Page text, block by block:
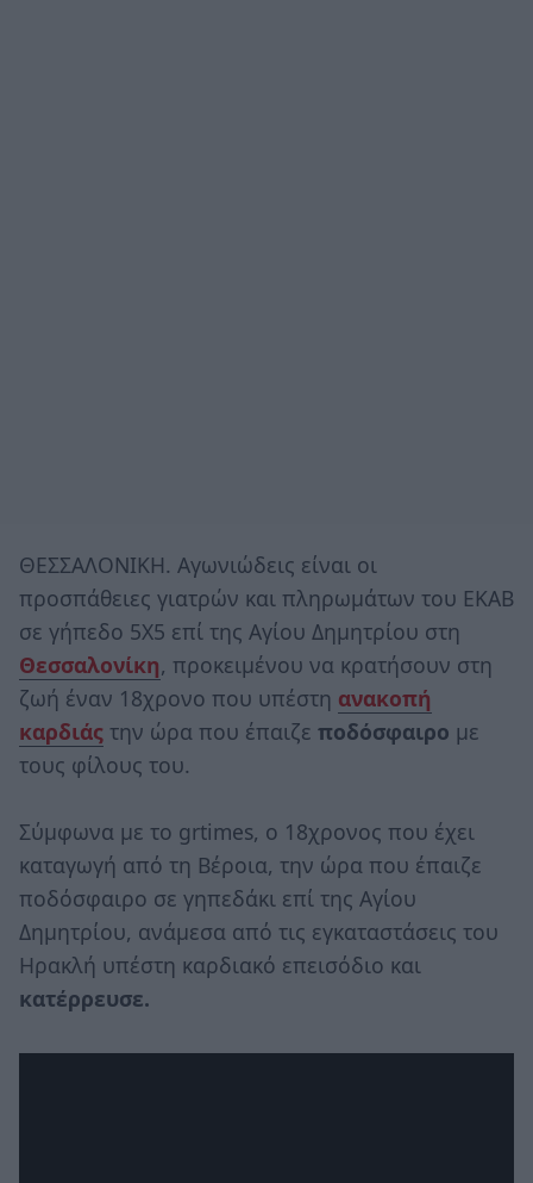
ΘΕΣΣΑΛΟΝΙΚΗ. Αγωνιώδεις είναι οι
προσπάθειες γιατρών και πληρωμάτων του ΕΚΑΒ
σε γήπεδο 5Χ5 επί της Αγίου Δημητρίου στη
Θεσσαλονίκη, προκειμένου να κρατήσουν στη
ζωή έναν 18χρονο που υπέστη ανακοπή
καρδιάς την ώρα που έπαιζε ποδόσφαιρο με
τους φίλους του.
Σύμφωνα με το grtimes, ο 18χρονος που έχει
καταγωγή από τη Βέροια, την ώρα που έπαιζε
ποδόσφαιρο σε γηπεδάκι επί της Αγίου
Δημητρίου, ανάμεσα από τις εγκαταστάσεις του
Ηρακλή υπέστη καρδιακό επεισόδιο και
κατέρρευσε.